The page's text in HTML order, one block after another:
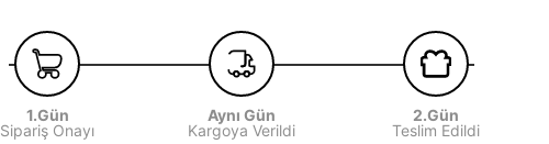
1.Gün
Sipariş Onayı
Aynı Gün
Kargoya Verildi
2.Gün
Teslim Edildi